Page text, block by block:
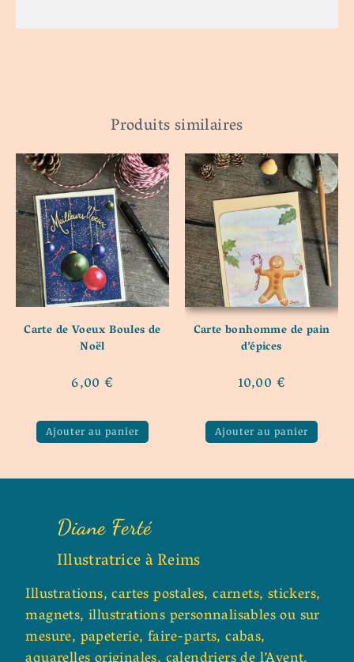
Produits similaires
Carte de Voeux Boules de
Noël
6,00€
Ajouter au panier
Carte bonhomme de pain
d’épices
10,00 €
Ajouter au panier
Diane Ferté
Illustratrice à Reims
Illustrations, cartes postales, carnets, stickers,
magnets, illustrations personnalisables ou sur
mesure, papeterie, faire-parts, cabas,